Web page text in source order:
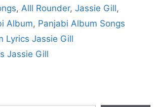
, Alll Rounder,Jassie Gill,
Album, Panjabi Album Songs
Lyrics Jassie Gill
Jassie Gill